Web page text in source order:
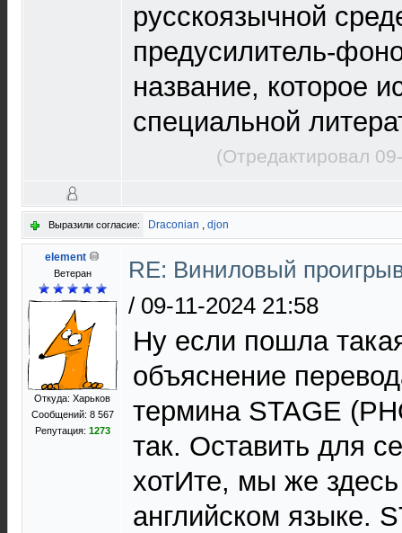
русскоязычной
предусилитель-
название, которое
специальной
(Отредактировал
Выразили согласие: Draconian , djon
element
Ветеран
Откуда: Харьков
Сообщений: 8 567
Репутация: 1273
RE: Виниловый
/ 09-11-2024 21:58
Ну если пошла
объяснение
термина STAGE
так. Оставить для
хотИте, мы же
английском языке.